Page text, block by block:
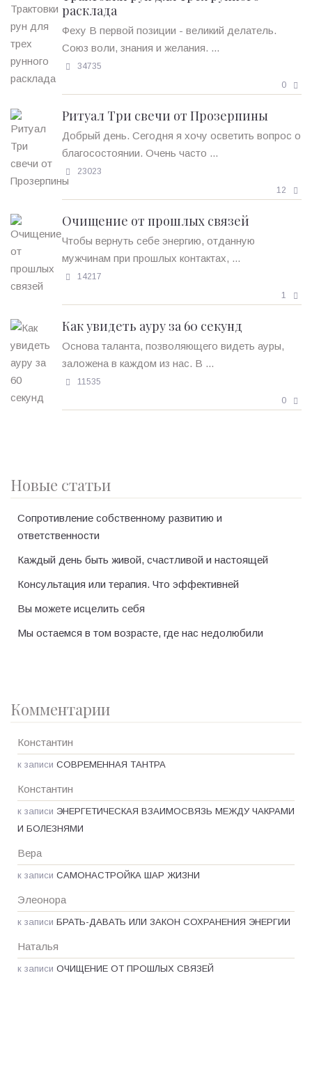
расклада
Феху В первой позиции - великий делатель.
Союз воли, знания и желания. ...
34735
0
Ритуал Три свечи от Прозерпины
Добрый день. Сегодня я хочу осветить вопрос о
благосостоянии. Очень часто ...
23023
12
Очищение от прошлых связей
Чтобы вернуть себе энергию, отданную
мужчинам при прошлых контактах, ...
14217
1
Как увидеть ауру за 60 секунд
Основа таланта, позволяющего видеть ауры,
заложена в каждом из нас. В ...
11535
0
Новые статьи
Сопротивление собственному развитию и
ответственности
Каждый день быть живой, счастливой и настоящей
Консультация или терапия. Что эффективней
Вы можете исцелить себя
Мы остаемся в том возрасте, где нас недолюбили
Комментарии
Константин
к записи СОВРЕМЕННАЯ ТАНТРА
Константин
к записи ЭНЕРГЕТИЧЕСКАЯ ВЗАИМОСВЯЗЬ МЕЖДУ ЧАКРАМИ
И БОЛЕЗНЯМИ
Вера
к записи САМОНАСТРОЙКА ШАР ЖИЗНИ
Элеонора
к записи БРАТЬ-ДАВАТЬ ИЛИ ЗАКОН СОХРАНЕНИЯ ЭНЕРГИИ
Наталья
к записи ОЧИЩЕНИЕ ОТ ПРОШЛЫХ СВЯЗЕЙ